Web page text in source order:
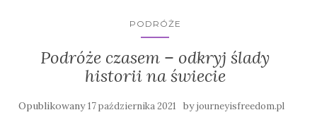
PODRÓŻE
Podróże czasem – odkryj ślady
historii na świecie
Opublikowany17 października 2021 byjourneyisfreedom.pl